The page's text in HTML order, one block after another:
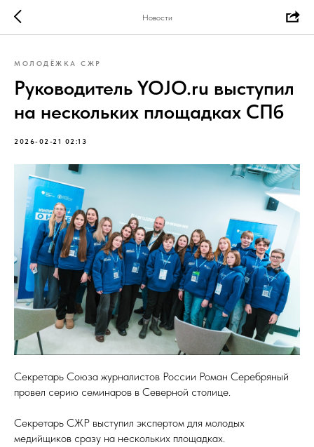
Новости
МОЛОДЁЖКА СЖР
Руководитель YOJO.ru выступил
на нескольких площадках СПб
2026-02-21 02:13
Секретарь Союза журналистов России Роман Серебряный
провел серию семинаров в Северной столице.
Секретарь СЖР выступил экспертом для молодых
медийщиков сразу на нескольких площадках.